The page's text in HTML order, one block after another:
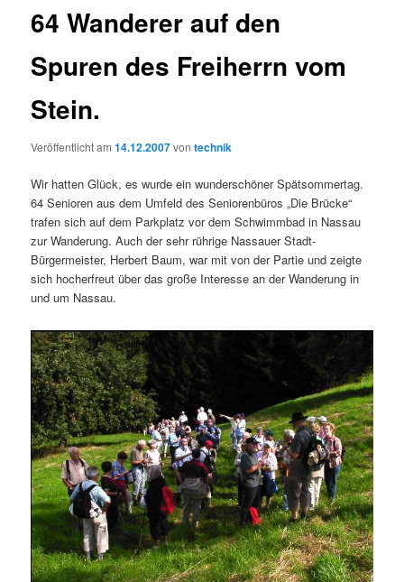
64 Wanderer auf den
Spuren des Freiherrn vom
Stein.
Veröffentlicht am14.12.2007vontechnik
Wir hatten Glück, es wurde ein wunderschöner Spätsommertag.
64 Senioren aus dem Umfeld des Seniorenbüros „Die Brücke“
trafen sich auf dem Parkplatz vor dem Schwimmbad in Nassau
zur Wanderung. Auch der sehr rührige Nassauer Stadt-
Bürgermeister, Herbert Baum, war mit von der Partie und zeigte
sich hocherfreut über das große Interesse an der Wanderung in
und um Nassau.